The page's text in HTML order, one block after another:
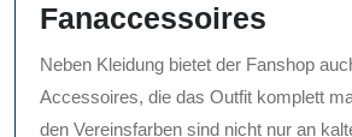
Fanaccessoires
Neben Kleidung bietet der Fanshop
Accessoires, die das Outfit komplett
den Vereinsfarben sind nicht nur an